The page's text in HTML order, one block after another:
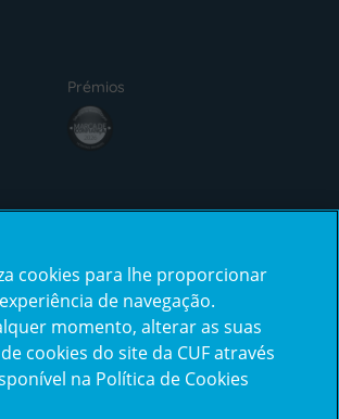
Prémios
award4
certification2certification3
cookies para lhe proporcionar
de navegação.
momento, alterar as suas
cookies do site da CUF através
na Política de Cookies